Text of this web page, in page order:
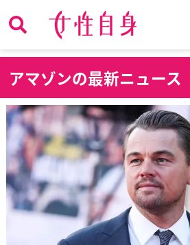
アマゾンの最新ニュース